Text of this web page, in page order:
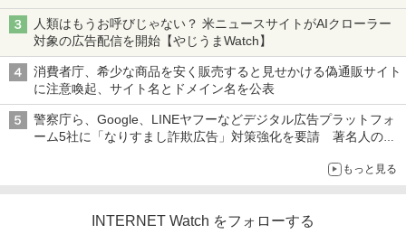
も、持ち替えずに書き込める
人類はもうお呼びじゃない？ 米ニュースサイトがAIクローラー
対象の広告配信を開始【やじうまWatch】
消費者庁、希少な商品を安く販売すると見せかける偽通販サイト
に注意喚起、サイト名とドメイン名を公表
警察庁ら、Google、LINEヤフーなどデジタル広告プラットフォ
ーム5社に「なりすまし詐欺広告」対策強化を要請 著名人の写
もっと見る
INTERNET Watch をフォローする